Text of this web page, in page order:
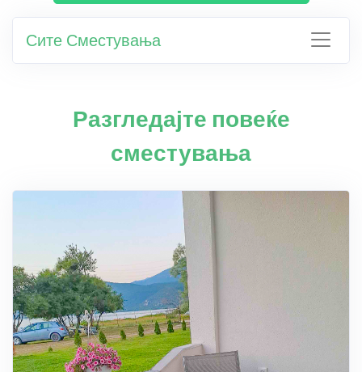
Сите Сместувања
Разгледајте повеќе
сместувања